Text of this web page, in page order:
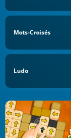
Mots-Croisés
Ludo